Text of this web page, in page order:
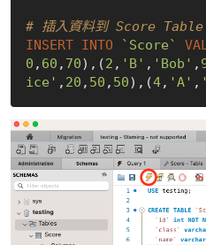
# 插入資料到 Score Table
INSERT INTO `Score`
0 , 60 , 70),(2 , 'B' , 'Bob' ,
ice' , 20 , 50 , 50),(4, 'A' ,